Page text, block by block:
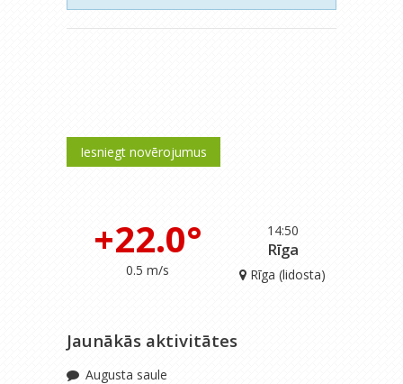
Iesniegt novērojumus
14:50
+22.0°
0.5 m/s
Rīga
Rīga (lidosta)
Jaunākās aktivitātes
Augusta saule